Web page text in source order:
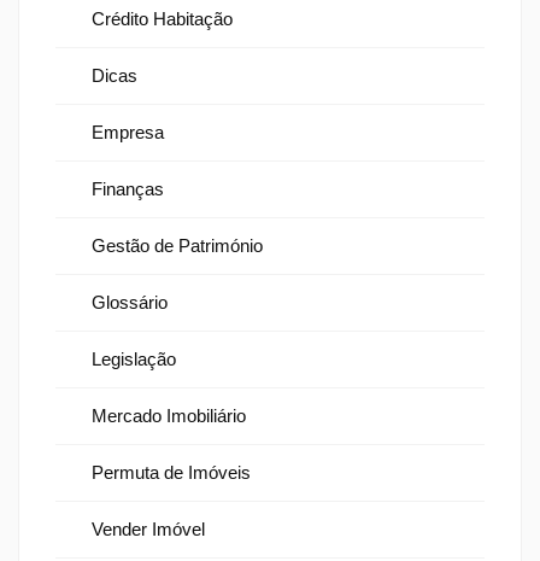
Crédito Habitação
Dicas
Empresa
Finanças
Gestão de Património
Glossário
Legislação
Mercado Imobiliário
Permuta de Imóveis
Vender Imóvel